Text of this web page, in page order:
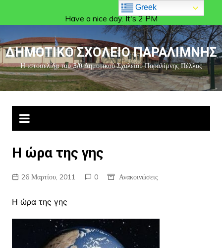
Have a nice day. It's 2 PM
ΔΗΜΟΤΙΚΟ ΣΧΟΛΕΙΟ ΠΑΡΑΛΙΜΝΗΣ
Η ιστοσελίδα του 3/θ Δημοτικού Σχολείου Παραλίμνης Πέλλας
Η ώρα της γης
26 Μαρτίου, 2011 0 Ανακοινώσεις
Η ώρα της γης
Greek